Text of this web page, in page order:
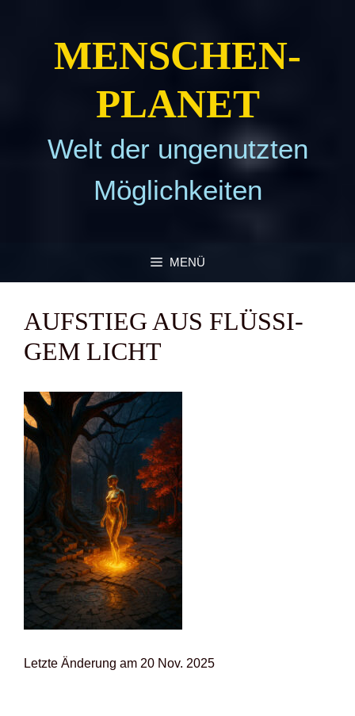
MEN­SCHEN­
PLA­NET
Welt der ungenutzten
Möglichkeiten
MENÜ
AUF­STIEG AUS FLÜS­SI­
GEM LICHT
Letz­te Ände­rung am 20 Nov. 2025